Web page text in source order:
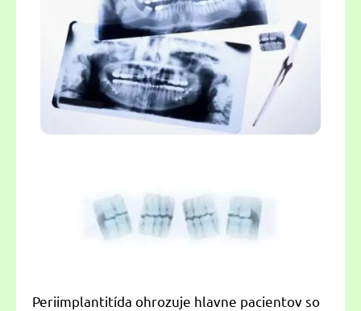
Periimplantitída ohrozuje hlavne pacientov so